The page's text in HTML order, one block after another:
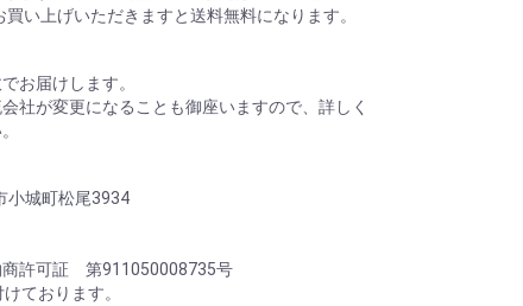
い上げいただきますと送料無料になります。
お届けします。
社が変更になることも御座いますので、詳しく
城町松尾3934
許可証 第911050008735号
ております。